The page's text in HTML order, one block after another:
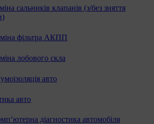
сальників клапанів (з/без зняття
фільтра АКПП
лобового скла
авто
авто
діагностика автомобіля